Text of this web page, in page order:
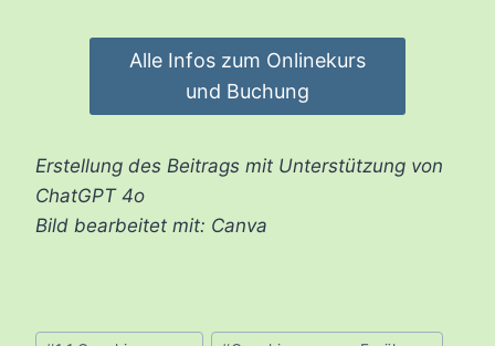
Alle Infos zum Onlinekurs
und Buchung
Erstellung des Beitrags mit Unterstützung von
ChatGPT 4o
Bild bearbeitet mit: Canva
Schlagworte: